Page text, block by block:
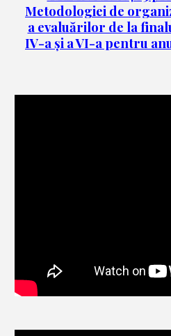
Metodologiei de
a evaluărilor de la
IV-a și a VI-a pentru